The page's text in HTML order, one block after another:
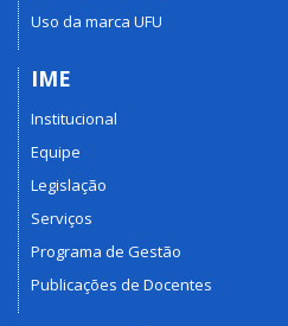
Uso da marca UFU
IME
Institucional
Equipe
Legislação
Serviços
Programa de Gestão
Publicações de Docentes